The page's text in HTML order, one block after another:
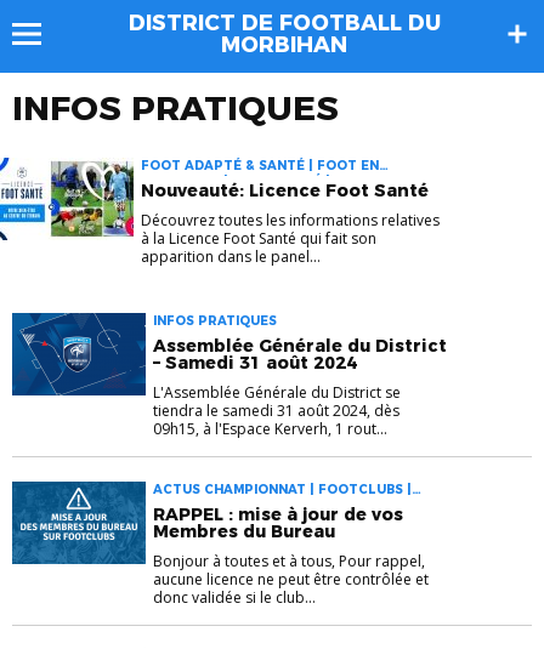
DISTRICT DE FOOTBALL DU
MORBIHAN
INFOS PRATIQUES
FOOT ADAPTÉ & SANTÉ | FOOT EN
MARCHANT | FOOT SANTÉ | INFOS
PRATIQUES | LICENCES | PRATIQUES
DIVERSIFIÉES
Nouveauté: Licence Foot Santé
Découvrez toutes les informations relatives
à la Licence Foot Santé qui fait son
apparition dans le panel...
INFOS PRATIQUES
Assemblée Générale du District
– Samedi 31 août 2024
L'Assemblée Générale du District se
tiendra le samedi 31 août 2024, dès
09h15, à l'Espace Kerverh, 1 rout...
ACTUS CHAMPIONNAT | FOOTCLUBS |
INFOS PRATIQUES
RAPPEL : mise à jour de vos
Membres du Bureau
Bonjour à toutes et à tous, Pour rappel,
aucune licence ne peut être contrôlée et
donc validée si le club...